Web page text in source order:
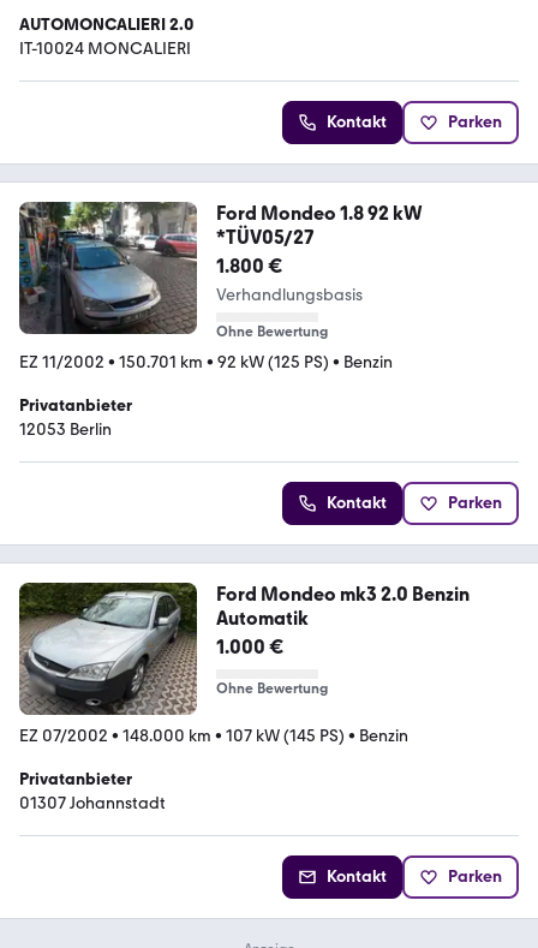
AUTOMONCALIERI 2.0
IT-10024 MONCALIERI
Kontakt Parken
Ford Mondeo 1.8 92 kW
*TÜV05/27
1.800 €
Verhandlungsbasis
Ohne Bewertung
EZ 11/2002 • 150.701 km • 92 kW (125 PS) • Benzin
Privatanbieter
12053 Berlin
Kontakt Parken
Ford Mondeo mk3 2.0 Benzin
Automatik
1.000 €
Ohne Bewertung
EZ 07/2002 • 148.000 km • 107 kW (145 PS) • Benzin
Privatanbieter
01307 Johannstadt
Kontakt Parken